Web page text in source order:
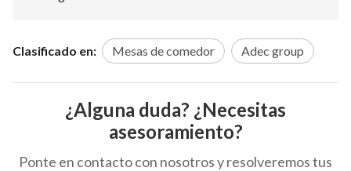
Clasificado en: Mesas de comedor Adec group
¿Alguna duda? ¿Necesitas
asesoramiento?
Ponte en contacto con nosotros y resolveremos tus